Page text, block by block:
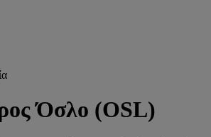
Όσλο (OSL)